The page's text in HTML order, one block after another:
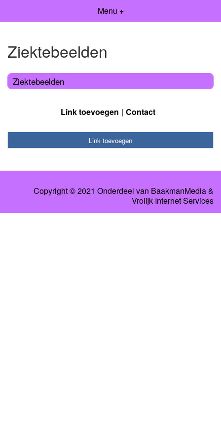
Menu +
Ziektebeelden
Ziektebeelden
Link toevoegen Contact
Link toevoegen
Copyright © 2021 Onderdeel van BaakmanMedia&
Vrolijk Internet Services